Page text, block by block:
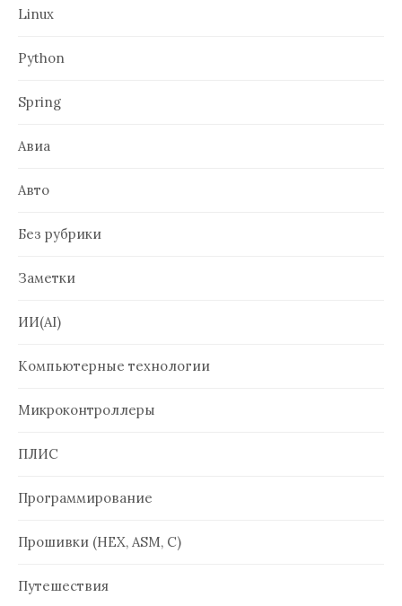
Linux
Python
Spring
Авиа
Авто
Без рубрики
Заметки
ИИ(AI)
Компьютерные технологии
Микроконтроллеры
ПЛИС
Программирование
Прошивки (HEX, ASM, C)
Путешествия